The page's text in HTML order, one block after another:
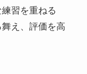
習を重ねる
え、評価を高